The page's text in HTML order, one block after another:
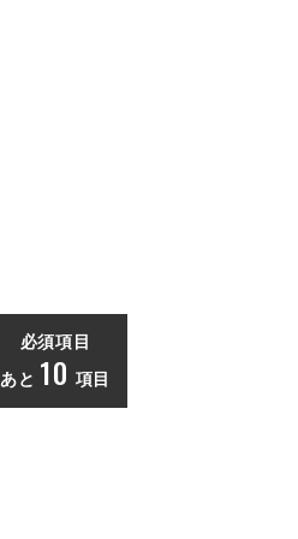
必須項目
あと 10 項目